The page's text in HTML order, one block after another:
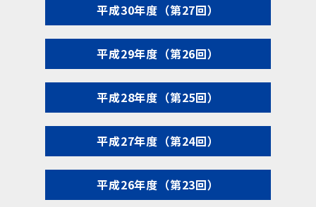
平成30年度（第27回）
平成29年度（第26回）
平成28年度（第25回）
平成27年度（第24回）
平成26年度（第23回）